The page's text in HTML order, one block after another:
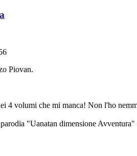
Piovan.
4 volumi che mi manca! Non l'ho
parodia "Uanatan dimensione